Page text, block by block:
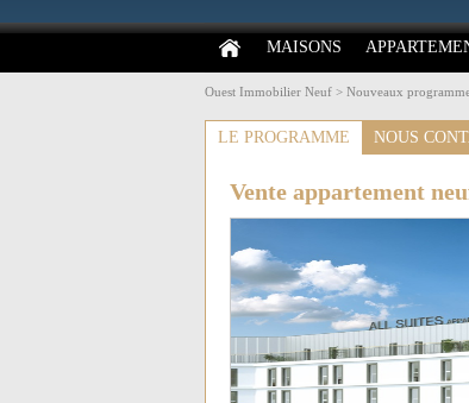
MAISONS
Ouest Immobilier Neuf > Nouveaux
LE PROGRAMME NOUS
Vente appartement